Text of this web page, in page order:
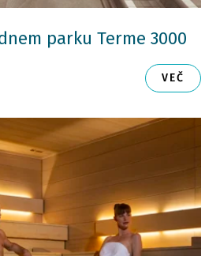
parku Terme 3000
VEČ